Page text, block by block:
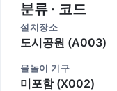
분류 · 코드
설치장소
도시공원 (A003)
물놀이 기구
미포함 (X002)